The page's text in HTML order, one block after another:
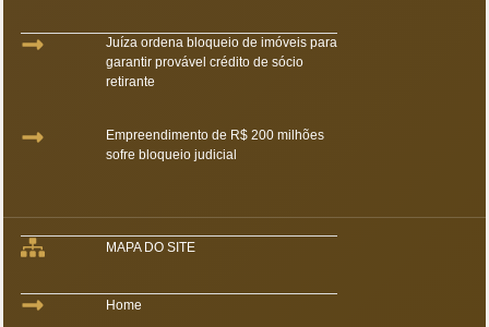
Juíza ordena bloqueio de imóveis para
garantir provável crédito de sócio
retirante
Empreendimento de R$ 200 milhões
sofre bloqueio judicial
MAPA DO SITE
Home